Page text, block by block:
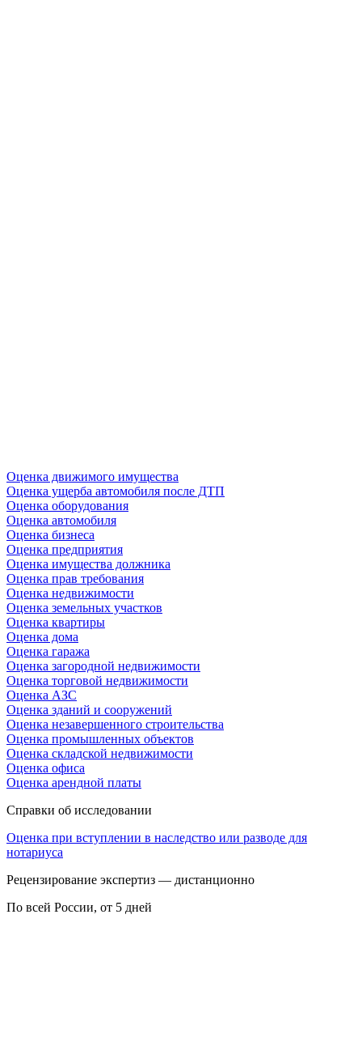
Оценка движимого имущества
Оценка ущерба автомобиля после ДТП
Оценка оборудования
Оценка автомобиля
Оценка бизнеса
Оценка предприятия
Оценка имущества должника
Оценка прав требования
Оценка недвижимости
Оценка земельных участков
Оценка квартиры
Оценка дома
Оценка гаража
Оценка загородной недвижимости
Оценка торговой недвижимости
Оценка АЗС
Оценка зданий и сооружений
Оценка незавершенного строительства
Оценка промышленных объектов
Оценка складской недвижимости
Оценка офиса
Оценка арендной платы
Справки об исследовании
Оценка при вступлении в наследство или разводе для
нотариуса
Рецензирование экспертиз — дистанционно
По всей России, от 5 дней